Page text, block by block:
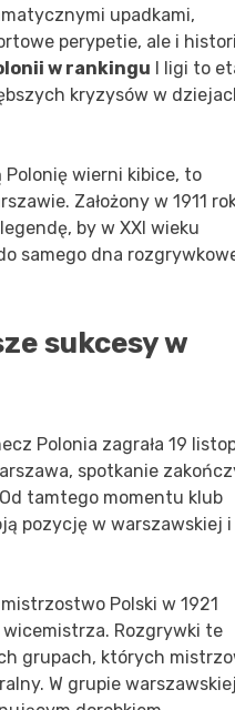
upadkami,
perypetie, ale i
w rankingu I ligi to
kryzysów w
Polonię wierni kibice, to
Założony w 1911
by w XXI wieku
samego dna
sukcesy w
Polonia zagrała 19
spotkanie
tamtego momentu klub
pozycję w warszawskiej i
Polski w 1921
wicemistrza. Rozgrywki te
grupach, których
W grupie